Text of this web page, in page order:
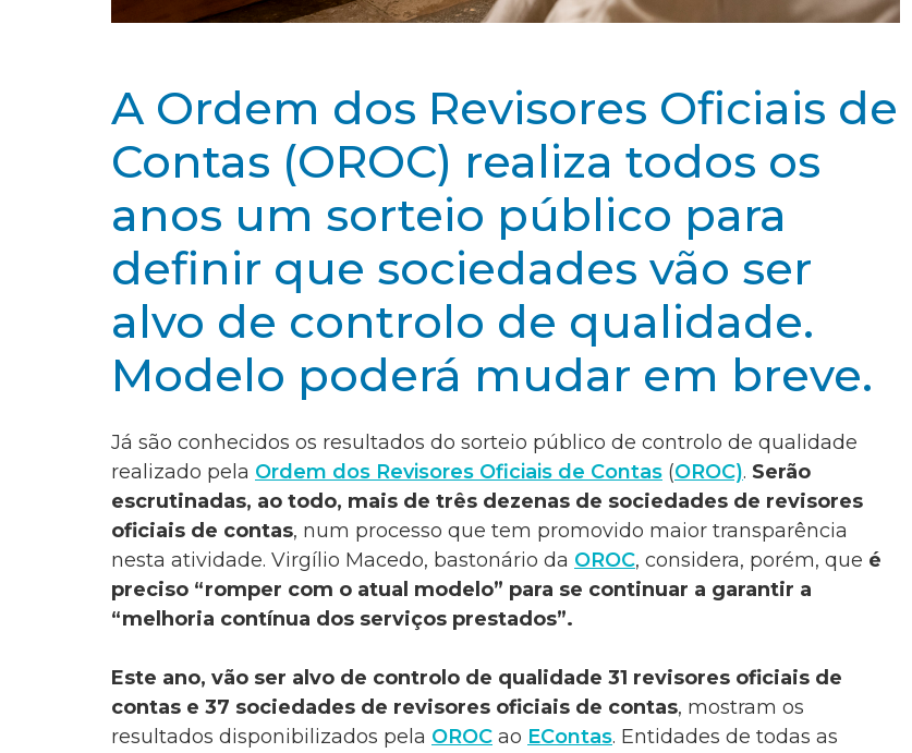
A Ordem dos Revisores Oficiais de
Contas (OROC) realiza todos os
anos um sorteio público para
definir que sociedades vão ser
alvo de controlo de qualidade.
Modelo poderá mudar em breve.
Já são conhecidos os resultados do sorteio público de controlo de qualidade
realizado pela Ordem dos Revisores Oficiais de Contas (OROC). Serão
escrutinadas, ao todo, mais de três dezenas de sociedades de revisores
oficiais de contas, num processo que tem promovido maior transparência
nesta atividade. Virgílio Macedo, bastonário da OROC, considera, porém, que é
preciso “romper com o atual modelo” para se continuar a garantir a
“melhoria contínua dos serviços prestados”.
Este ano, vão ser alvo de controlo de qualidade 31 revisores oficiais de
contas e 37 sociedades de revisores oficiais de contas, mostram os
resultados disponibilizados pela OROC ao EContas. Entidades de todas as